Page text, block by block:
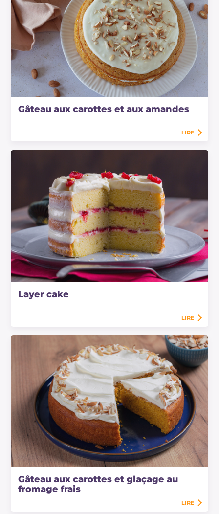
Gâteau aux carottes et aux amandes
LIRE
Layer cake
LIRE
Gâteau aux carottes et glaçage au
fromage frais
LIRE